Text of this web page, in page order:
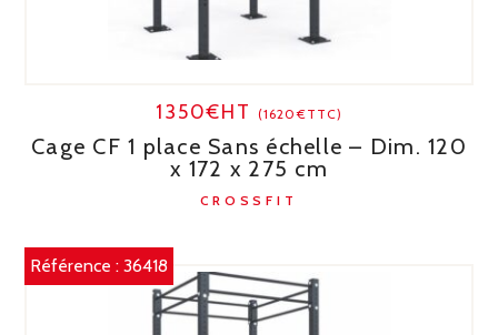
1350€HT (1620€TTC)
Cage CF 1 place Sans échelle – Dim. 120
x 172 x 275 cm
CROSSFIT
Référence :36418